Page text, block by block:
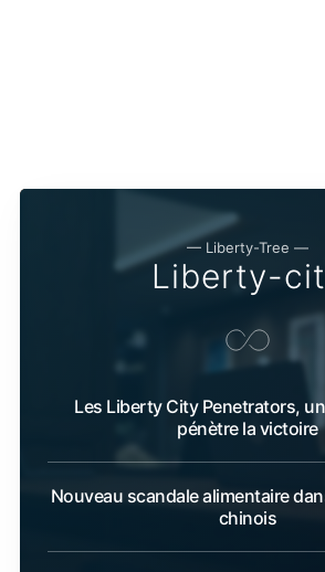
— Liberty-Tree —
Liberty-
Les Liberty City Penetrators,
pénètre la victoire
Nouveau scandale alimentaire
chinois